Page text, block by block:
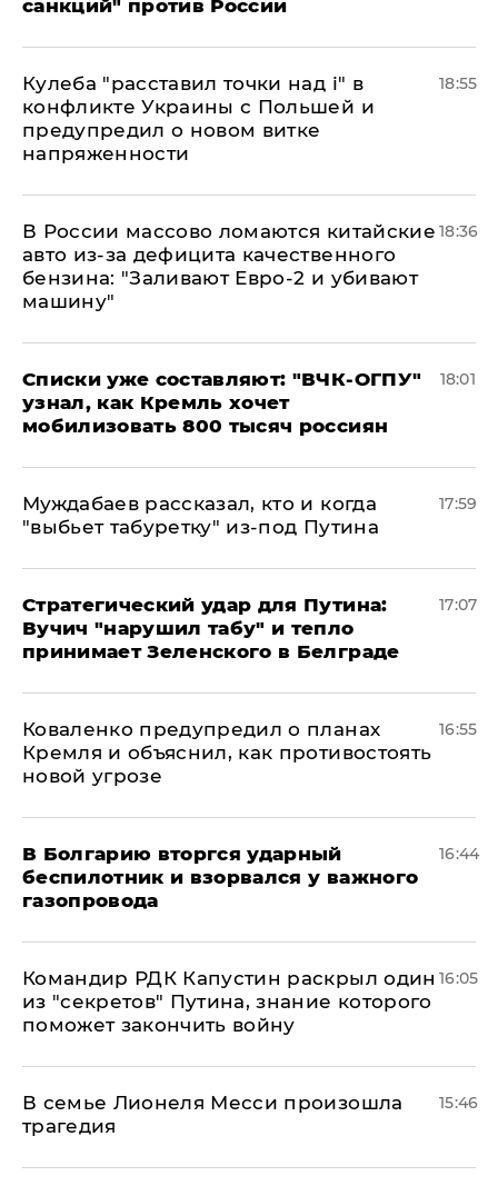
санкций" против России
Кулеба "расставил точки над і" в
конфликте Украины с Польшей и
предупредил о новом витке
напряженности
18:55
В России массово ломаются китайские
авто из-за дефицита качественного
бензина: "Заливают Евро-2 и убивают
машину"
18:36
Списки уже составляют: "ВЧК-ОГПУ"
узнал, как Кремль хочет
мобилизовать 800 тысяч россиян
18:01
Муждабаев рассказал, кто и когда
"выбьет табуретку" из-под Путина
17:59
Стратегический удар для Путина:
Вучич "нарушил табу" и тепло
принимает Зеленского в Белграде
17:07
Коваленко предупредил о планах
Кремля и объяснил, как противостоять
новой угрозе
16:55
В Болгарию вторгся ударный
беспилотник и взорвался у важного
газопровода
16:44
Командир РДК Капустин раскрыл один
из "секретов" Путина, знание которого
поможет закончить войну
16:05
В семье Лионеля Месси произошла
трагедия
15:46